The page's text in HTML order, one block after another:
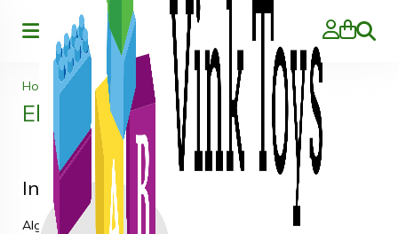
Zoeken
Home > Electronica
Electronica
Informatie
Algemene voorwaarden